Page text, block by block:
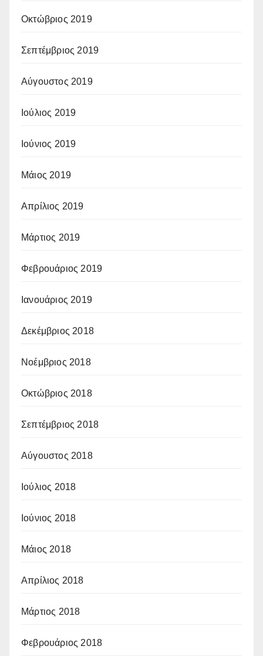
Οκτώβριος 2019
Σεπτέμβριος 2019
Αύγουστος 2019
Ιούλιος 2019
Ιούνιος 2019
Μάιος 2019
Απρίλιος 2019
Μάρτιος 2019
Φεβρουάριος 2019
Ιανουάριος 2019
Δεκέμβριος 2018
Νοέμβριος 2018
Οκτώβριος 2018
Σεπτέμβριος 2018
Αύγουστος 2018
Ιούλιος 2018
Ιούνιος 2018
Μάιος 2018
Απρίλιος 2018
Μάρτιος 2018
Φεβρουάριος 2018